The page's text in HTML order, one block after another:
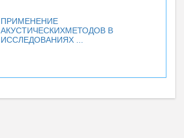
ПРИМЕНЕНИЕ
АКУСТИЧЕСКИХМЕТОДОВ В
ИССЛЕДОВАНИЯХ ...